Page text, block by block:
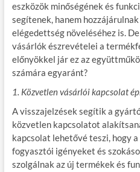
eszközök minőségének és
segítenek, hanem
elégedettség növeléséhez is.
vásárlók észrevételei a
előnyökkel jár ez az
számára egyaránt?
1. Közvetlen vásárlói kapcsolat
A visszajelzések segítik a
közvetlen kapcsolatot
kapcsolat lehetővé teszi, hogy
fogyasztói igényeket és
szolgálnak az új termékek és